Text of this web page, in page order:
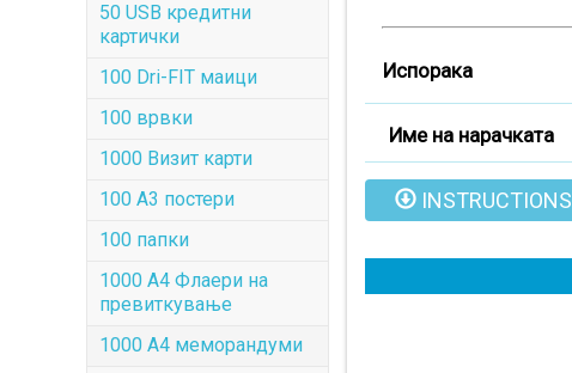
50 USB кредитни
картички
100 Dri-FIT маици
100 врвки
1000 Визит карти
100 А3 постери
100 папки
1000 A4 Флаери на
превиткување
1000 A4 меморандуми
Испорака
Име на нарачката
INSTRUCTIONS